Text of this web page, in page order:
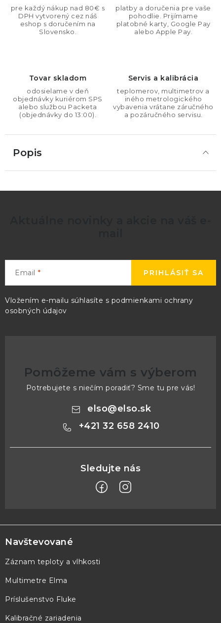
pre každý nákup nad 80€ s
DPH vytvorený cez náš
eshop s doručením na
Slovensko.
platby a doručenia pre vaše
pohodlie. Prijímame
platobné karty, Google Pay
alebo Apple Pay.
Tovar skladom
odosielame v deň
objednávky kuriérom SPS
alebo službou Packeta
(objednávky do 13:00).
Servis a kalibrácia
teplomerov, multimetrov a
iného metrologického
vybavenia vrátane záručného
a pozáručného servisu.
Popis
Email
Vložením e-mailu súhlasíte s podmienkami ochrany
osobných údajov
PRIHLÁSIŤ SA
Pomôžeme vám s výberom
Potrebujete s niečím poradiť? Sme tu pre vás!
elso@elso.sk
+421 32 658 2410
á
p
ä
e
Navštevované
Záznam teploty a vlhkosti
Multimetre Elma
Príslušenstvo Fluke
Kalibračné zariadenia